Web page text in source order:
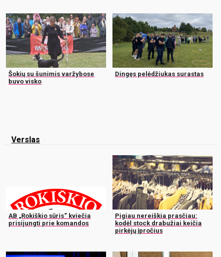
Šokių su šunimis varžybose
buvo visko
Dingęs pelėdžiukas surastas
Verslas
AB „Rokiškio sūris“ kviečia
prisijungti prie komandos
Pigiau nereiškia prasčiau:
kodėl stock drabužiai keičia
pirkėjų įpročius